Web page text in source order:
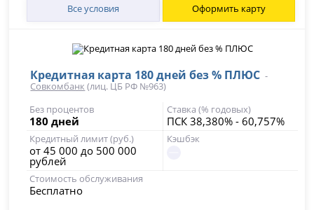
Все условия Оформить карту
Кредитная карта 180 дней без % ПЛЮС -
Совкомбанк (лиц. ЦБ РФ №963)
Без процентов
180 дней
Ставка (% годовых)
ПСК 38,380% - 60,757%
Кредитный лимит (руб.)
от 45 000 до 500 000
рублей
Кэшбэк
Стоимость обслуживания
Бесплатно